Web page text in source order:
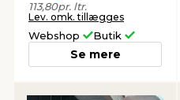
113,80pr. ltr.
Lev. omk. tillægges
Webshop Butik
Se mere